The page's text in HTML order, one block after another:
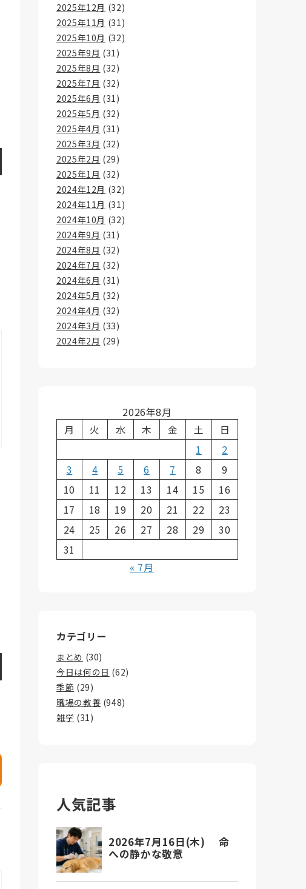
2025年12月 (32)
2025年11月 (31)
2025年10月 (32)
2025年9月 (31)
2025年8月 (32)
2025年7月 (32)
2025年6月 (31)
2025年5月 (32)
2025年4月 (31)
2025年3月 (32)
2025年2月 (29)
2025年1月 (32)
2024年12月 (32)
2024年11月 (31)
2024年10月 (32)
2024年9月 (31)
2024年8月 (32)
2024年7月 (32)
2024年6月 (31)
2024年5月 (32)
2024年4月 (32)
2024年3月 (33)
2024年2月 (29)
2026年8月
月
火 水 木 金 土
日
1
2
3
4 5 6 7 8
9
10
11 12 13 14 15
16
17
18 19 20 21 22
23
24
25 26 27 28 29
30
31
« 7月
カテゴリー
まとめ (30)
今日は何の日 (62)
季節 (29)
職場の教養 (948)
雑学 (31)
人気記事